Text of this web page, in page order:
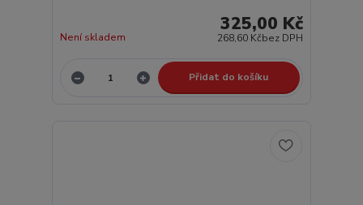
325,00 Kč
268,60 Kčbez DPH
Není skladem
Přidat do košíku